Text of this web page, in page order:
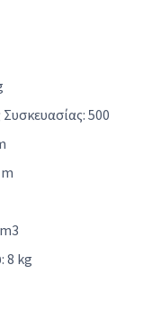
500
8 kg